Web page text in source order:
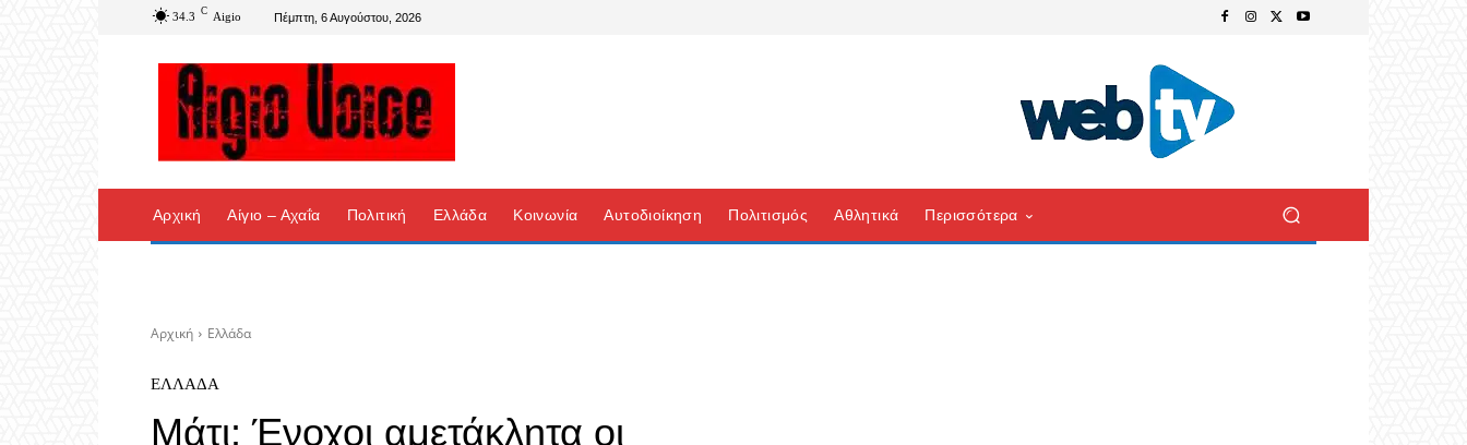
34.3 C Aigio Πέμπτη, 6 Αυγούστου, 2026
Αρχική Αίγιο – Αχαΐα Πολιτική Ελλάδα Κοινωνία Αυτοδιοίκηση Πολιτισμός Αθλητικά Περισσότερα
Αρχική Ελλάδα
ΕΛΛΆΔΑ
Mάτι: Ένοχοι αμετάκλητα οι